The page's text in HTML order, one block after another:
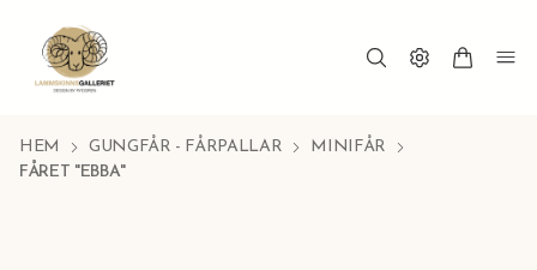
HEM GUNGFÅR - FÅRPALLAR
MINIFÅR
FÅRET "EBBA"